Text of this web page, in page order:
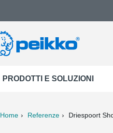
PRODOTTI E SOLUZIONI
Home Referenze Driespoort